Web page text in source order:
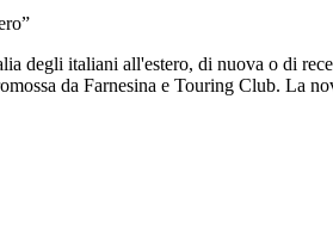
degli italiani all'estero, di nuova o di
da Farnesina e Touring Club. La